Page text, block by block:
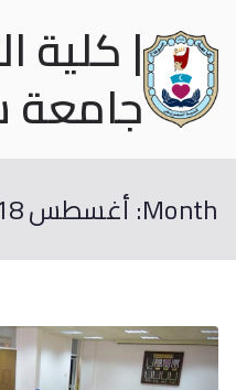
| كلية
Month: أغسطس 2018